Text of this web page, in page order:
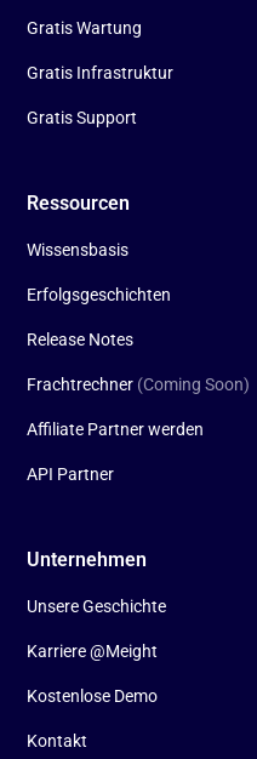
Gratis Wartung
Gratis Infrastruktur
Gratis Support
Ressourcen
Wissensbasis
Erfolgsgeschichten
Release Notes
Frachtrechner (Coming Soon)
Affiliate Partner werden
API Partner
Unternehmen
Unsere Geschichte
Karriere @Meight
Kostenlose Demo
Kontakt